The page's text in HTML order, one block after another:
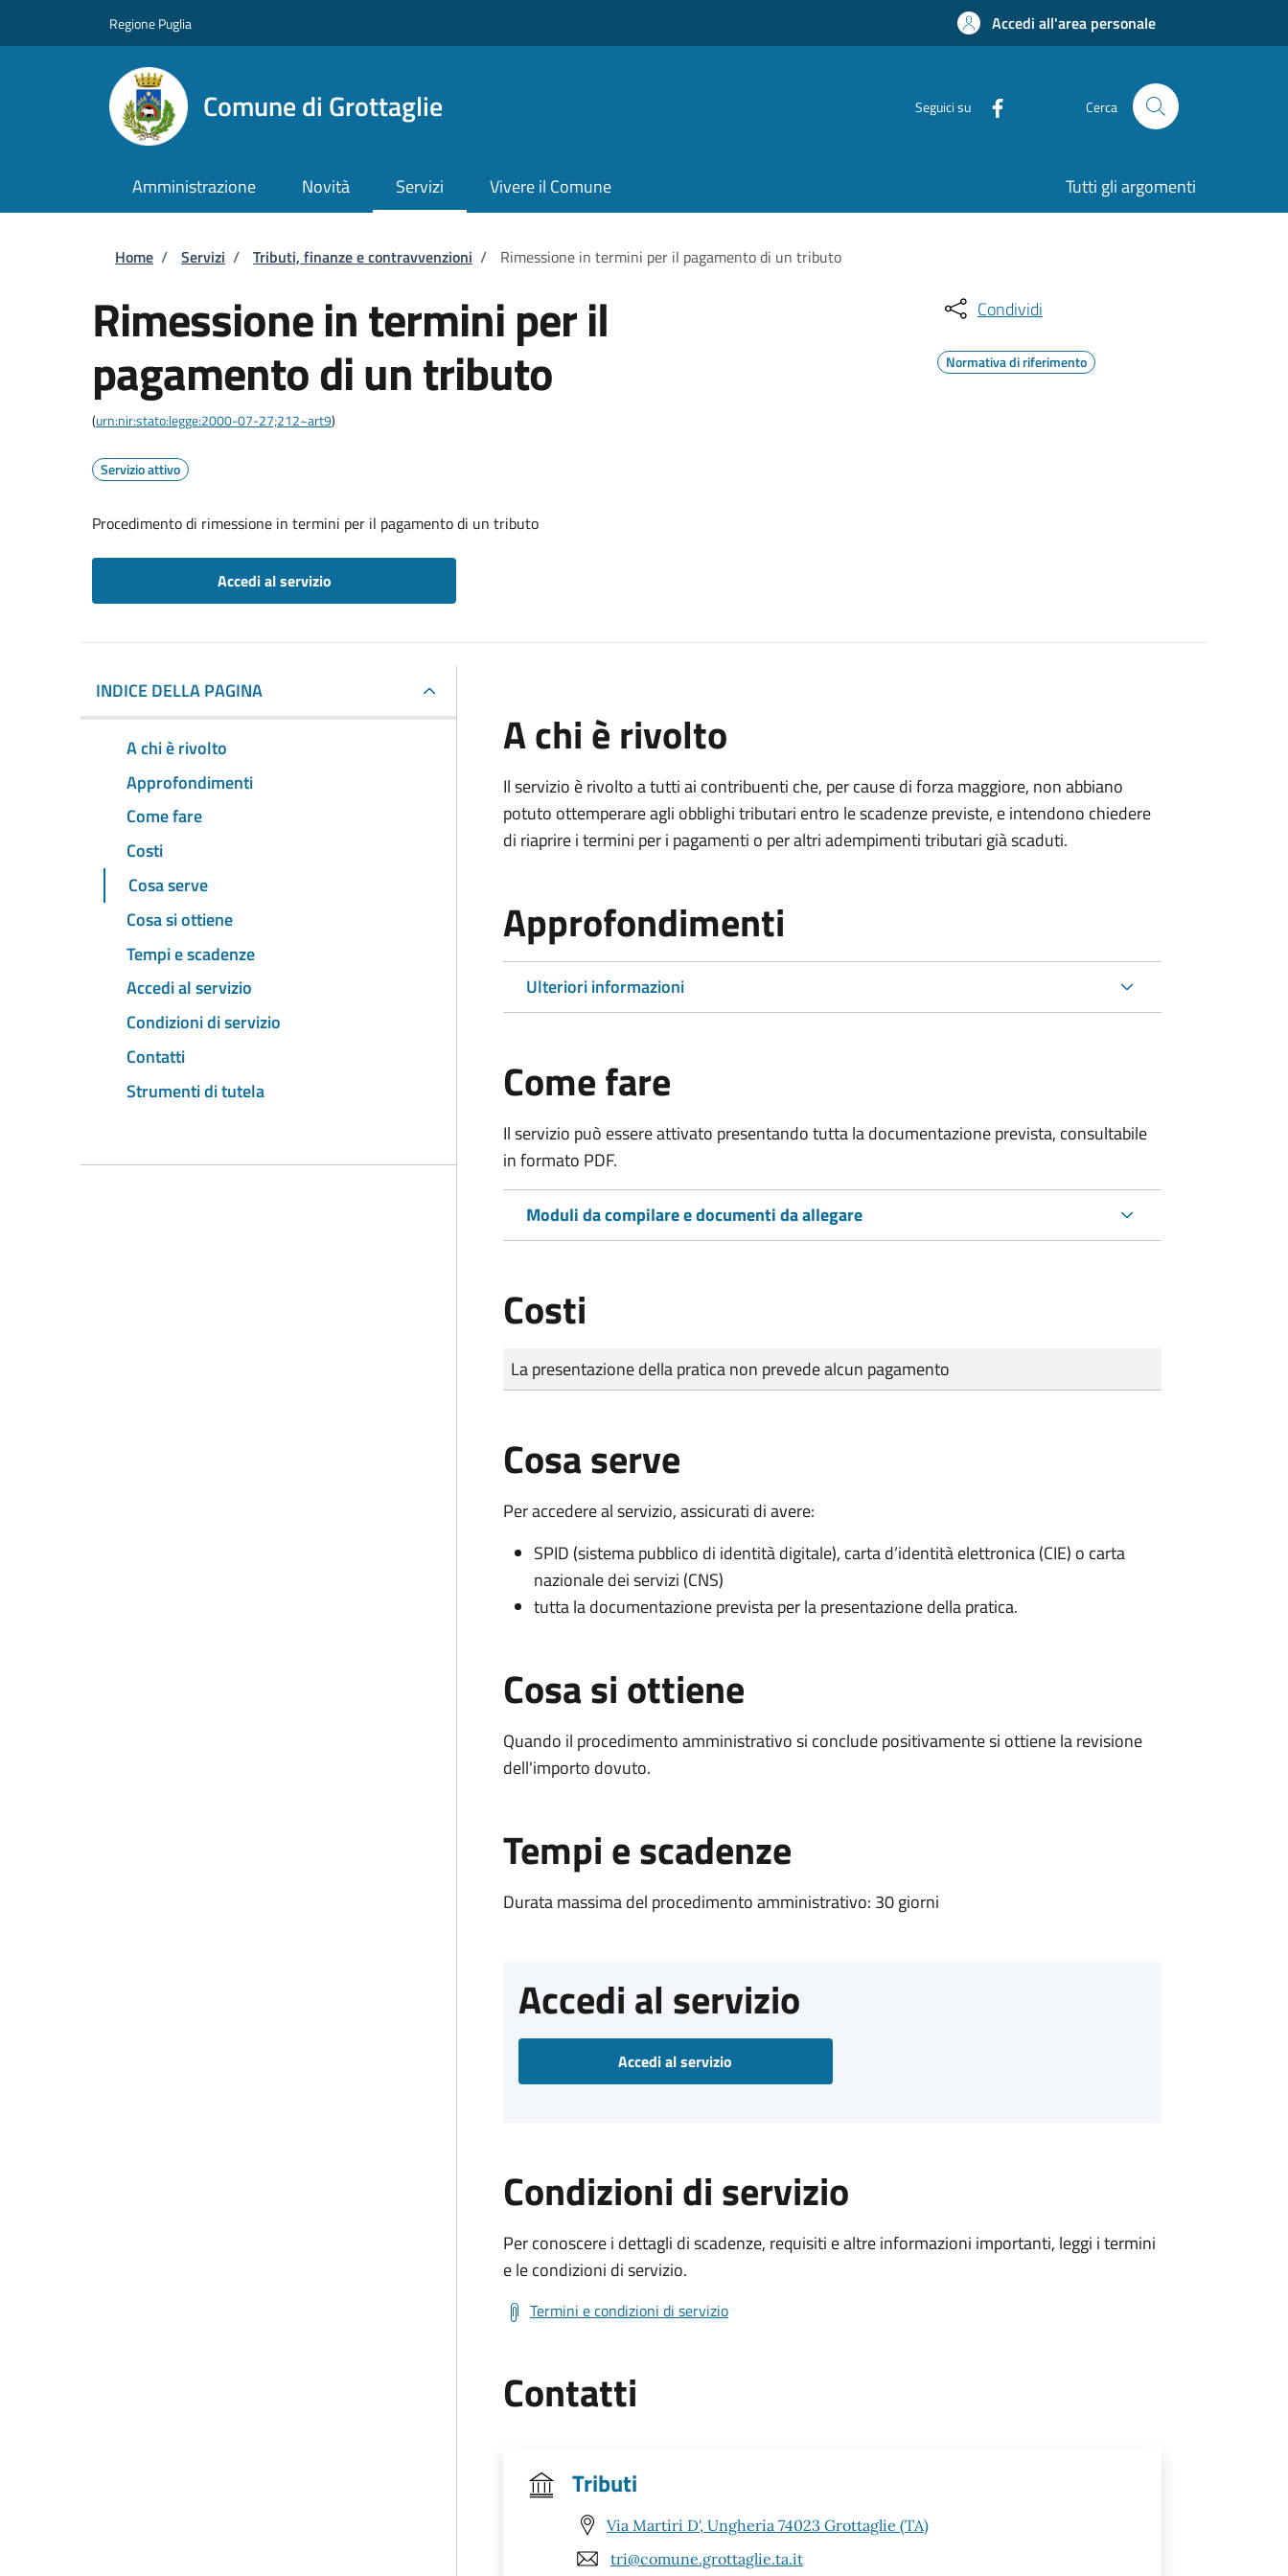
Regione Puglia Accedi all'area personale
Comune di Grottaglie Seguici su Cerca
Amministrazione Novità Servizi Vivere il Comune Tutti gli argomenti
Briciole di pane
Home / Servizi / Tributi, finanze e contravvenzioni / Rimessione in termini per il pagamento di un tributo
Rimessione in termini per il
pagamento di un tributo
(urn:nir:stato:legge:2000-07-27;212~art9)
Servizio attivo
Procedimento di rimessione in termini per il pagamento di un tributo
Accedi al servizio
Condividi
Normativa di riferimento
INDICE DELLA PAGINA
A chi è rivolto
Approfondimenti
Come fare
Costi
Cosa serve
Cosa si ottiene
Tempi e scadenze
Accedi al servizio
Condizioni di servizio
Contatti
Strumenti di tutela
A chi è rivolto
Il servizio è rivolto a tutti ai contribuenti che, per cause di forza maggiore, non abbiano
potuto ottemperare agli obblighi tributari entro le scadenze previste, e intendono chiedere
di riaprire i termini per i pagamenti o per altri adempimenti tributari già scaduti.
Approfondimenti
Ulteriori informazioni
Come fare
Il servizio può essere attivato presentando tutta la documentazione prevista, consultabile
in formato PDF.
Moduli da compilare e documenti da allegare
Costi
Tipo di pagamento
Importo
La presentazione della pratica non prevede alcun pagamento
Cosa serve
Per accedere al servizio, assicurati di avere:
SPID (sistema pubblico di identità digitale), carta d’identità elettronica (CIE) o carta
nazionale dei servizi (CNS)
tutta la documentazione prevista per la presentazione della pratica.
Cosa si ottiene
Quando il procedimento amministrativo si conclude positivamente si ottiene la revisione
dell'importo dovuto.
Tempi e scadenze
Durata massima del procedimento amministrativo: 30 giorni
Accedi al servizio
Accedi al servizio
Condizioni di servizio
Per conoscere i dettagli di scadenze, requisiti e altre informazioni importanti, leggi i termini
e le condizioni di servizio.
Termini e condizioni di servizio
Contatti
Tributi
Via Martiri D', Ungheria 74023 Grottaglie (TA)
tri@comune.grottaglie.ta.it